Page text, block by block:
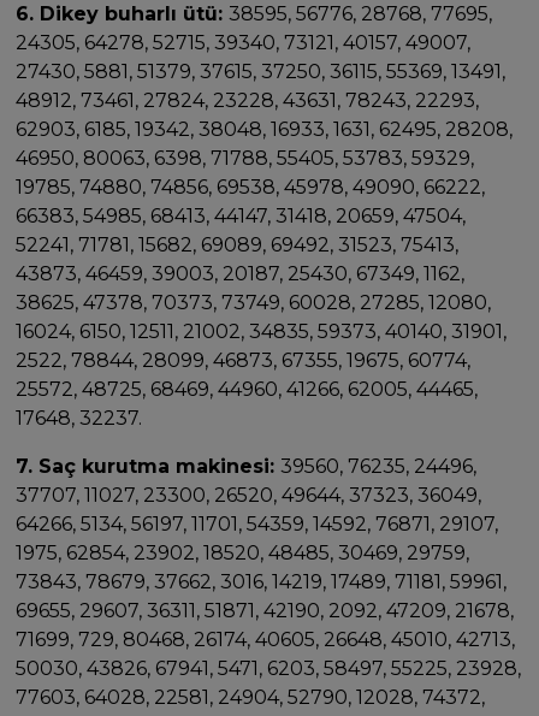
6. Dikey buharlı ütü:38595, 56776, 28768, 77695,
24305, 64278, 52715, 39340, 73121, 40157, 49007,
27430, 5881, 51379, 37615, 37250, 36115, 55369, 13491,
48912, 73461, 27824, 23228, 43631, 78243, 22293,
62903, 6185, 19342, 38048, 16933, 1631, 62495, 28208,
46950, 80063, 6398, 71788, 55405, 53783, 59329,
19785, 74880, 74856, 69538, 45978, 49090, 66222,
66383, 54985, 68413, 44147, 31418, 20659, 47504,
52241, 71781, 15682, 69089, 69492, 31523, 75413,
43873, 46459, 39003, 20187, 25430, 67349, 1162,
38625, 47378, 70373, 73749, 60028, 27285, 12080,
16024, 6150, 12511, 21002, 34835, 59373, 40140, 31901,
2522, 78844, 28099, 46873, 67355, 19675, 60774,
25572, 48725, 68469, 44960, 41266, 62005, 44465,
17648, 32237.
7. Saç kurutma makinesi:39560, 76235, 24496,
37707, 11027, 23300, 26520, 49644, 37323, 36049,
64266, 5134, 56197, 11701, 54359, 14592, 76871, 29107,
1975, 62854, 23902, 18520, 48485, 30469, 29759,
73843, 78679, 37662, 3016, 14219, 17489, 71181, 59961,
69655, 29607, 36311, 51871, 42190, 2092, 47209, 21678,
71699, 729, 80468, 26174, 40605, 26648, 45010, 42713,
50030, 43826, 67941, 5471, 6203, 58497, 55225, 23928,
77603, 64028, 22581, 24904, 52790, 12028, 74372,